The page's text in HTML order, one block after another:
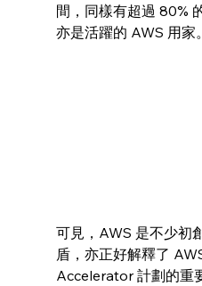
間，同樣有超過 80%
亦是活躍的 AWS 用家。
可見，AWS 是不少初
盾，亦正好解釋了
Accelerator 計劃的重